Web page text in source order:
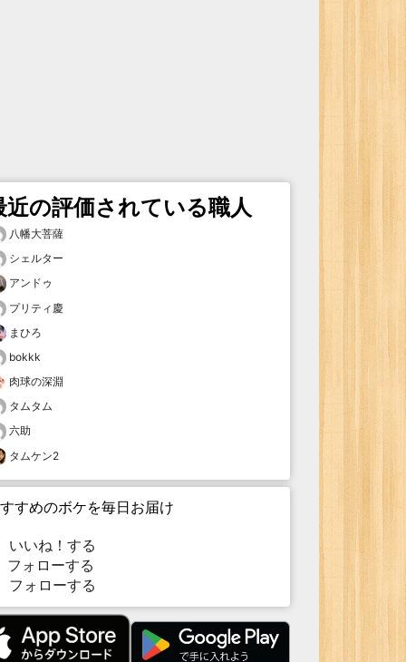
近の評価されている職人
八幡大菩薩
シェルター
アンドゥ
プリティ慶
まひろ
bokkk
肉球の深淵
タムタム
六助
タムケン2
すめのボケを毎日お届け
いいね！する
ォローする
フォローする